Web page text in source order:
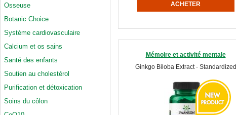
Osseuse
Botanic Choice
Système cardiovasculaire
Calcium et os sains
Santé des enfants
Soutien au cholestérol
Purification et détoxication
Soins du côlon
Mémoire et activité mentale
Ginkgo Biloba Extract - Standardized